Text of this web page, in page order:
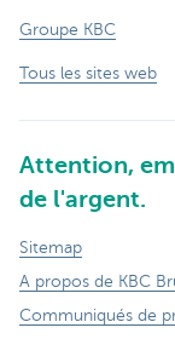
Groupe KBC
Tous les sites web
Attention,
de l'argent.
Sitemap
A propos de KBC
Communiqués de